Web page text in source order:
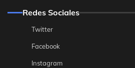
Redes Sociales
Twitter
Facebook
Instagram